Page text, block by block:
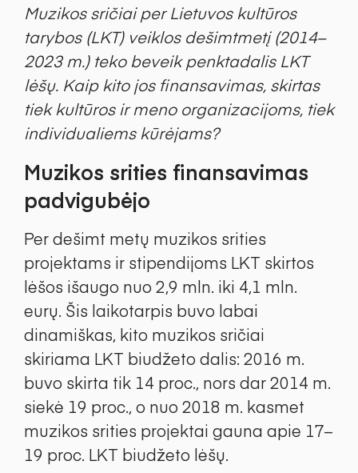
Muzikos sričiai per Lietuvos kultūros
tarybos (LKT) veiklos dešimtmetį (2014–
2023 m.) teko beveik penktadalis LKT
lėšų. Kaip kito jos finansavimas, skirtas
tiek kultūros ir meno organizacijoms, tiek
individualiems kūrėjams?
Muzikos srities finansavimas
padvigubėjo
Per dešimt metų muzikos srities
projektams ir stipendijoms LKT skirtos
lėšos išaugo nuo 2,9 mln. iki 4,1 mln.
eurų. Šis laikotarpis buvo labai
dinamiškas, kito muzikos sričiai
skiriama LKT biudžeto dalis: 2016 m.
buvo skirta tik 14 proc., nors dar 2014 m.
siekė 19 proc., o nuo 2018 m. kasmet
muzikos srities projektai gauna apie 17–
19 proc. LKT biudžeto lėšų.